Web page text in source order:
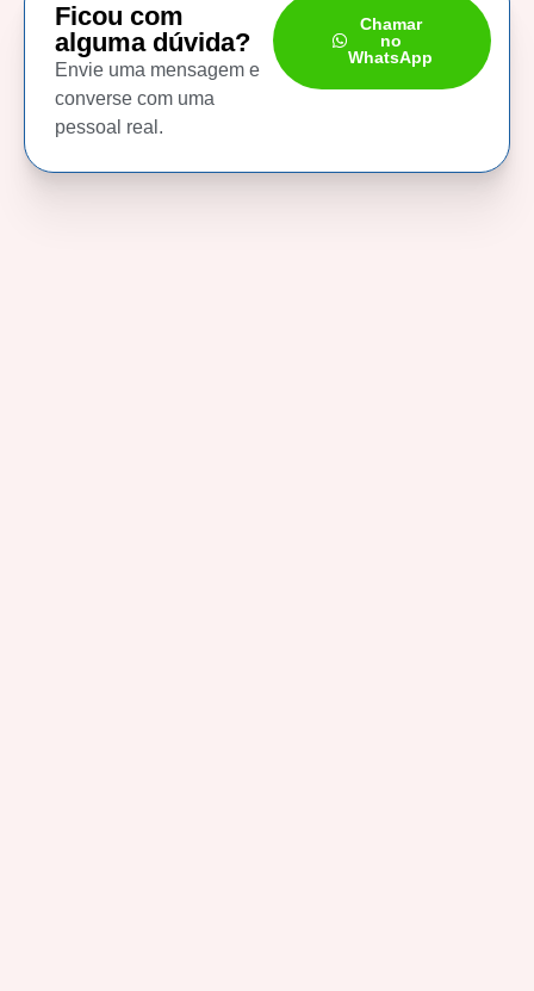
Ficou com
alguma dúvida?
Envie uma mensagem e
converse com uma
pessoal real.
Chamar
no
WhatsApp